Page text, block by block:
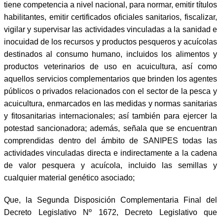
tiene competencia a nivel nacional, para normar, emitir títulos
habilitantes, emitir certificados oficiales sanitarios, fiscalizar,
vigilar y supervisar las actividades vinculadas a la sanidad e
inocuidad de los recursos y productos pesqueros y acuícolas
destinados al consumo humano, incluidos los alimentos y
productos veterinarios de uso en acuicultura, así como
aquellos servicios complementarios que brinden los agentes
públicos o privados relacionados con el sector de la pesca y
acuicultura, enmarcados en las medidas y normas sanitarias
y fitosanitarias internacionales; así también para ejercer la
potestad sancionadora; además, señala que se encuentran
comprendidas dentro del ámbito de SANIPES todas las
actividades vinculadas directa e indirectamente a la cadena
de valor pesquera y acuícola, incluido las semillas y
cualquier material genético asociado;
Que, la Segunda Disposición Complementaria Final del
Decreto Legislativo Nº 1672, Decreto Legislativo que